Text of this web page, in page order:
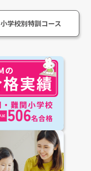
小学校別特訓コース